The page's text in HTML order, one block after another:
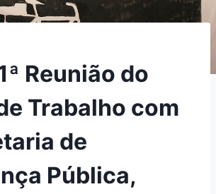
Reunião do
Trabalho com
de
Pública,